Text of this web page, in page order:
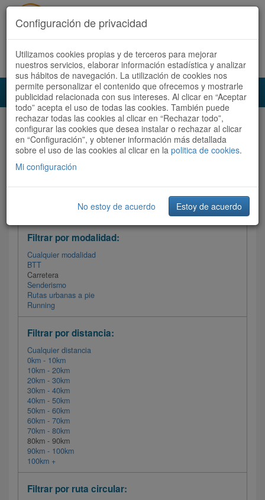
Acceder Registrate ahora Español | Català
Audioruta Todas las rutas
Todas las rutas Ordenar por:Más recientes
Filtrar las rutas
Filtrar por modalidad:
Cualquier modalidad
BTT
Carretera
Senderismo
Rutas urbanas a pie
Running
Filtrar por distancia:
Cualquier distancia
0km - 10km
10km - 20km
20km - 30km
30km - 40km
40km - 50km
50km - 60km
60km - 70km
70km - 80km
80km - 90km
90km - 100km
100km +
Filtrar por ruta circular:
Configuración de privacidad
Utilizamos cookies propias y de terceros para mejorar
nuestros servicios, elaborar información estadística y analizar
sus hábitos de navegación. La utilización de cookies nos
permite personalizar el contenido que ofrecemos y mostrarle
publicidad relacionada con sus intereses. Al clicar en “Aceptar
todo” acepta el uso de todas las cookies. También puede
rechazar todas las cookies al clicar en “Rechazar todo”,
configurar las cookies que desea instalar o rechazar al clicar
en “Configuración”, y obtener información más detallada
sobre el uso de las cookies al clicar en la politica de cookies.
Mi configuración
No estoy de acuerdo Estoy de acuerdo